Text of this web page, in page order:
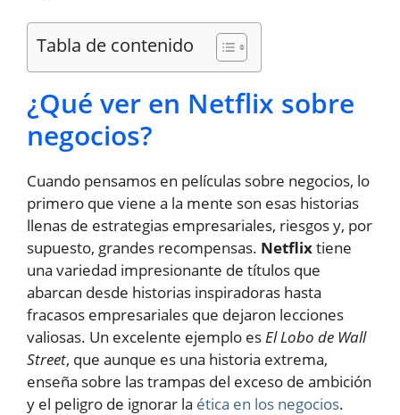
Tabla de contenido
¿Qué ver en Netflix sobre
negocios?
Cuando pensamos en películas sobre negocios, lo
primero que viene a la mente son esas historias
llenas de estrategias empresariales, riesgos y, por
supuesto, grandes recompensas. Netflixtiene
una variedad impresionante de títulos que
abarcan desde historias inspiradoras hasta
fracasos empresariales que dejaron lecciones
valiosas. Un excelente ejemplo esEl Lobo de Wall
Street, que aunque es una historia extrema,
enseña sobre las trampas del exceso de ambición
y el peligro de ignorar la ética en los negocios.